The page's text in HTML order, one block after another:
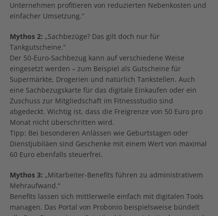
Unternehmen profitieren von reduzierten Nebenkosten und
einfacher Umsetzung.“
Mythos 2: „Sachbezüge? Das gilt doch nur für
Tankgutscheine.“
Der 50-Euro-Sachbezug kann auf verschiedene Weise
eingesetzt werden – zum Beispiel als Gutscheine für
Supermärkte, Drogerien und natürlich Tankstellen. Auch
eine Sachbezugskarte für das digitale Einkaufen oder ein
Zuschuss zur Mitgliedschaft im Fitnessstudio sind
abgedeckt. Wichtig ist, dass die Freigrenze von 50 Euro pro
Monat nicht überschritten wird.
Tipp: Bei besonderen Anlässen wie Geburtstagen oder
Dienstjubiläen sind Geschenke mit einem Wert von maximal
60 Euro ebenfalls steuerfrei.
Mythos 3: „Mitarbeiter-Benefits führen zu administrativem
Mehraufwand.“
Benefits lassen sich mittlerweile einfach mit digitalen Tools
managen. Das Portal von Probonio beispielsweise bündelt